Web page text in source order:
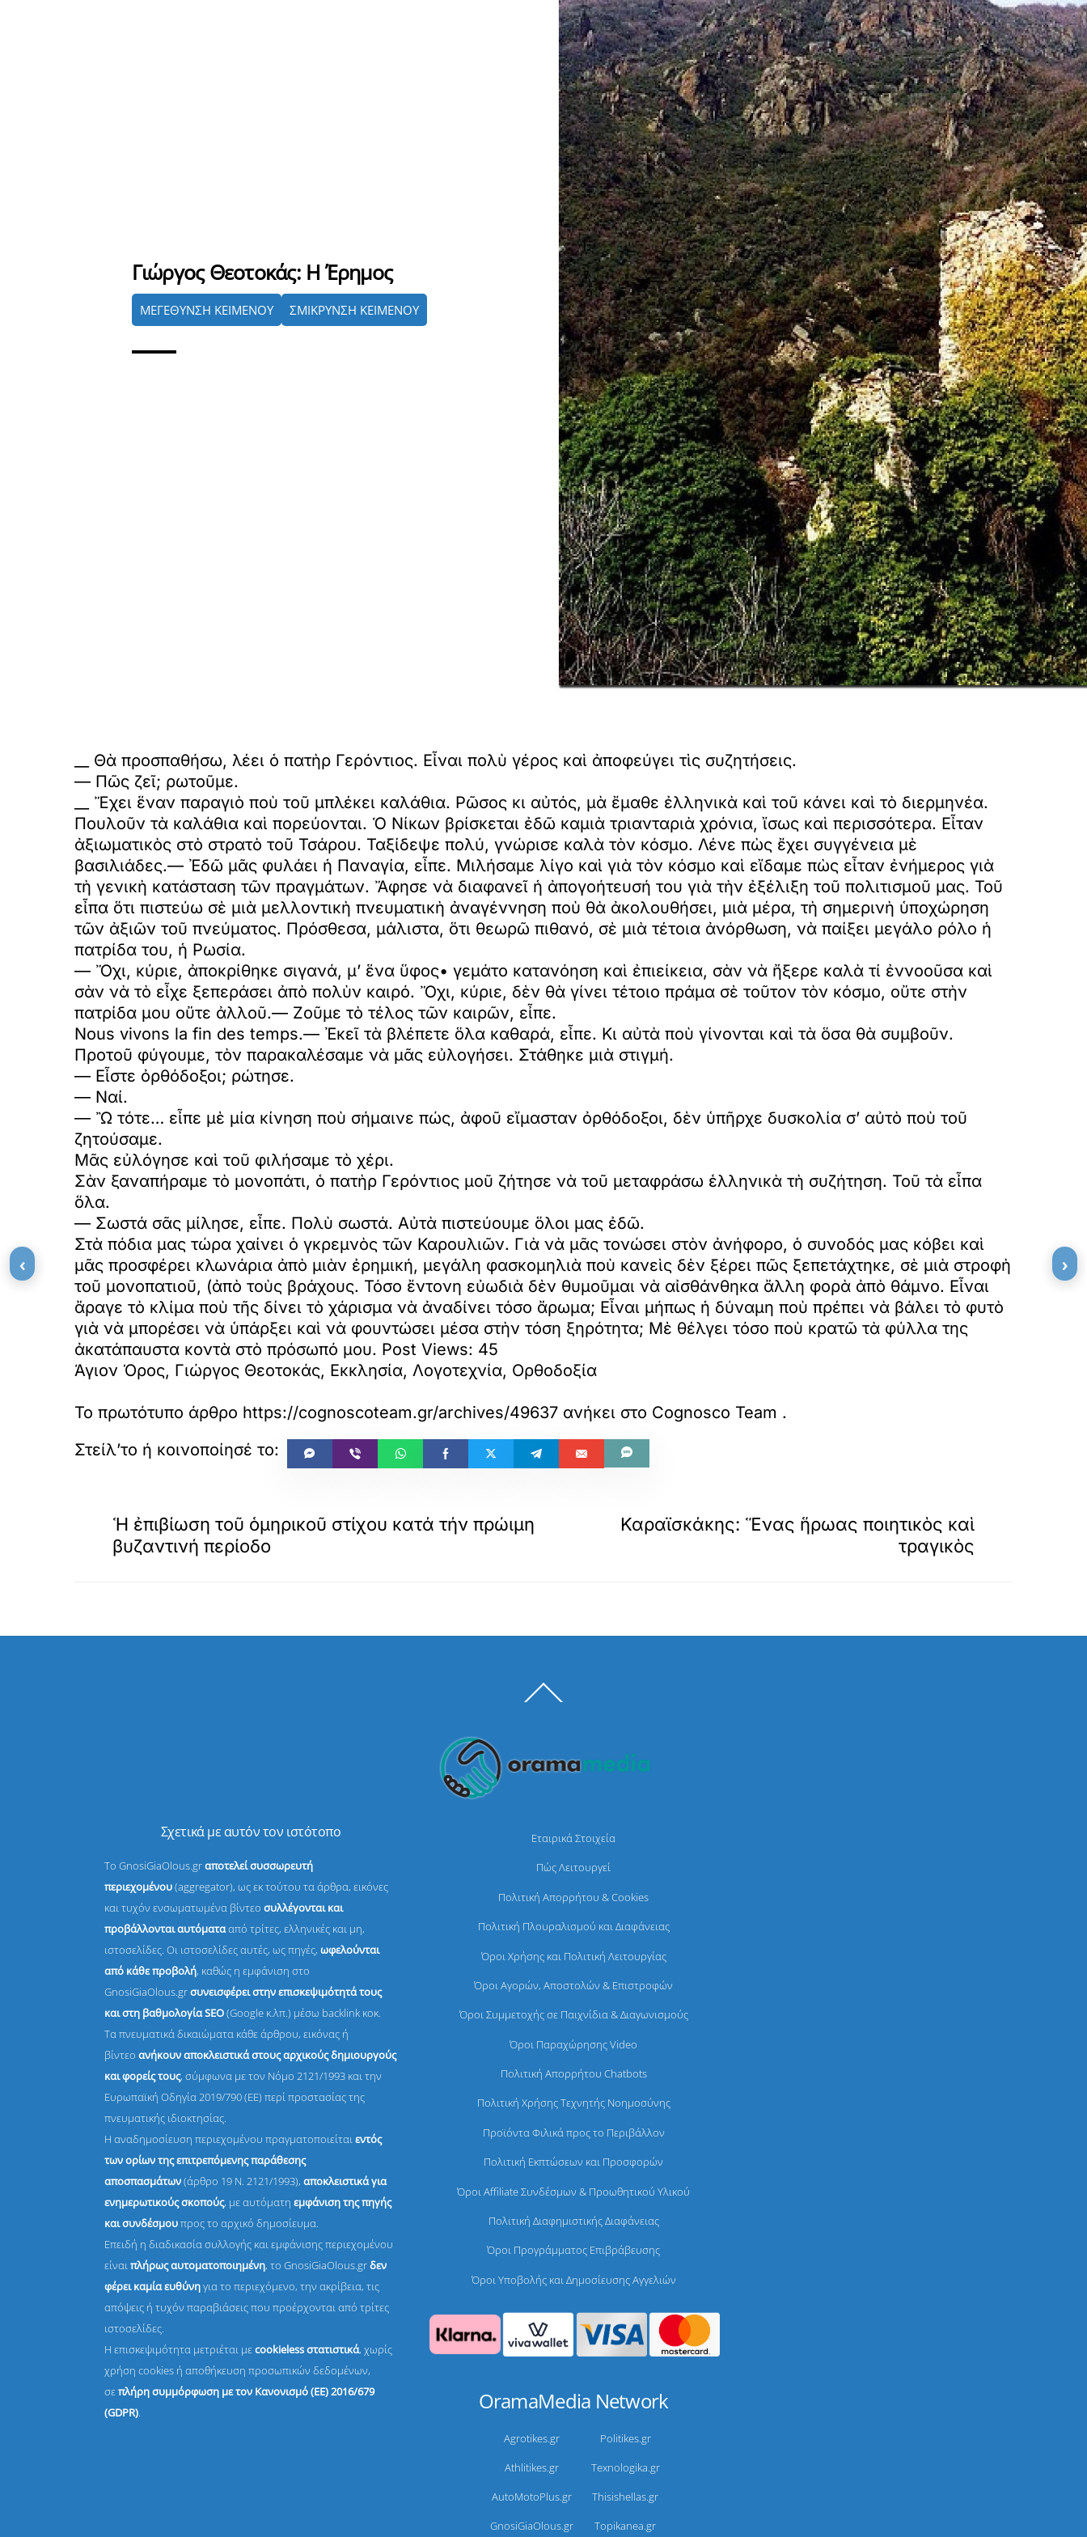
Γιώργος Θεοτοκάς: Η Έρημος
ΜΕΓΕΘΥΝΣΗ ΚΕΙΜΕΝΟΥ ΣΜΙΚΡΥΝΣΗ ΚΕΙΜΕΝΟΥ
__ Θὰ προσπαθήσω, λέει ὁ πατὴρ Γερόντιος. Εἶναι πολὺ γέρος καὶ ἀποφεύγει τὶς συζητήσεις.
— Πῶς ζεῖ; ρωτοῦμε.
__ Ἔχει ἕναν παραγιὸ ποὺ τοῦ μπλέκει καλάθια. Ρῶσος κι αὐτός, μὰ ἔμαθε ἐλληνικὰ καὶ τοῦ κάνει καὶ τὸ διερμηνέα.
Πουλοῦν τὰ καλάθια καὶ πορεύονται. Ὁ Νίκων βρίσκεται ἐδῶ καμιὰ τριανταριὰ χρόνια, ἴσως καὶ περισσότερα. Εἶταν
ἀξιωματικὸς στὸ στρατὸ τοῦ Τσάρου. Ταξίδεψε πολύ, γνώρισε καλὰ τὸν κόσμο. Λένε πὼς ἔχει συγγένεια μὲ
βασιλιάδες.— Ἐδῶ μᾶς φυλάει ἡ Παναγία, εἶπε. Μιλήσαμε λίγο καὶ γιὰ τὸν κόσμο καὶ εἴδαμε πὼς εἶταν ἐνήμερος γιὰ
τὴ γενικὴ κατάσταση τῶν πραγμάτων. Ἄφησε νὰ διαφανεῖ ἡ ἀπογοήτευσή του γιὰ τὴν ἐξέλιξη τοῦ πολιτισμοῦ μας. Τοῦ
εἶπα ὅτι πιστεύω σὲ μιὰ μελλοντικὴ πνευματικὴ ἀναγέννηση ποὺ θὰ ἀκολουθήσει, μιὰ μέρα, τὴ σημερινὴ ὑποχώρηση
τῶν ἀξιῶν τοῦ πνεύματος. Πρόσθεσα, μάλιστα, ὅτι θεωρῶ πιθανό, σὲ μιὰ τέτοια ἀνόρθωση, νὰ παίξει μεγάλο ρόλο ἡ
πατρίδα του, ἡ Ρωσία.
— Ὄχι, κύριε, ἀποκρίθηκε σιγανά, μ’ ἕνα ὕφος• γεμάτο κατανόηση καὶ ἐπιείκεια, σὰν νὰ ἤξερε καλὰ τί ἐννοοῦσα καὶ
σὰν νὰ τὸ εἶχε ξεπεράσει ἀπὸ πολὺν καιρό. Ὄχι, κύριε, δὲν θὰ γίνει τέτοιο πράμα σὲ τοῦτον τὸν κόσμο, οὔτε στὴν
πατρίδα μου οὔτε ἀλλοῦ.— Ζοῦμε τὸ τέλος τῶν καιρῶν, εἶπε.
Nous vivons la fin des temps.— Ἐκεῖ τὰ βλέπετε ὅλα καθαρά, εἶπε. Κι αὐτὰ ποὺ γίνονται καὶ τὰ ὅσα θὰ συμβοῦν.
Προτοῦ φύγουμε, τὸν παρακαλέσαμε νὰ μᾶς εὐλογήσει. Στάθηκε μιὰ στιγμή.
— Εἶστε ὀρθόδοξοι; ρώτησε.
— Ναί.
— Ὢ τότε… εἶπε μὲ μία κίνηση ποὺ σήμαινε πώς, ἀφοῦ εἴμασταν ὀρθόδοξοι, δὲν ὑπῆρχε δυσκολία σ’ αὐτὸ ποὺ τοῦ
ζητούσαμε.
Μᾶς εὐλόγησε καὶ τοῦ φιλήσαμε τὸ χέρι.
Σὰν ξαναπήραμε τὸ μονοπάτι, ὁ πατὴρ Γερόντιος μοῦ ζήτησε νὰ τοῦ μεταφράσω ἑλληνικὰ τὴ συζήτηση. Τοῦ τὰ εἶπα
ὅλα.
— Σωστά σᾶς μίλησε, εἶπε. Πολὺ σωστά. Αὐτὰ πιστεύουμε ὅλοι μας ἐδῶ.
Στὰ πόδια μας τώρα χαίνει ὁ γκρεμνὸς τῶν Καρουλιῶν. Γιὰ νὰ μᾶς τονώσει στὸν ἀνήφορο, ὁ συνοδός μας κόβει καὶ
μᾶς προσφέρει κλωνάρια ἀπὸ μιὰν ἐρημική, μεγάλη φασκομηλιὰ ποὺ κανεὶς δὲν ξέρει πῶς ξεπετάχτηκε, σὲ μιὰ στροφὴ
τοῦ μονοπατιοῦ, (ἀπὸ τοὺς βράχους. Τόσο ἔντονη εὐωδιὰ δὲν θυμοῦμαι νὰ αἰσθάνθηκα ἄλλη φορὰ ἀπὸ θάμνο. Εἶναι
ἄραγε τὸ κλίμα ποὺ τῆς δίνει τὸ χάρισμα νὰ ἀναδίνει τόσο ἄρωμα; Εἶναι μήπως ἡ δύναμη ποὺ πρέπει νὰ βάλει τὸ φυτὸ
γιὰ νὰ μπορέσει νὰ ὑπάρξει καὶ νὰ φουντώσει μέσα στὴν τόση ξηρότητα; Μὲ θέλγει τόσο ποὺ κρατῶ τὰ φύλλα της
ἀκατάπαυστα κοντὰ στὸ πρόσωπό μου. Post Views: 45
Άγιον Όρος, Γιώργος Θεοτοκάς, Εκκλησία, Λογοτεχνία, Ορθοδοξία
Το πρωτότυπο άρθρο https://cognoscoteam.gr/archives/49637 ανήκει στο Cognosco Team .
Ἡ ἐπιβίωση τοῦ ὁμηρικοῦ στίχου κατά τήν πρώιμη
βυζαντινή περίοδο
Καραϊσκάκης: Ἕνας ἥρωας ποιητικὸς καὶ
τραγικὸς
To
Σχετικά με αυτόν τον ιστότοπο
Το GnosiGiaOlous.grαποτελεί συσσωρευτή
περιεχομένου(aggregator), ως εκ τούτου τα άρθρα, εικόνες
και τυχόν ενσωματωμένα βίντεοσυλλέγονται και
προβάλλονται αυτόματααπό τρίτες, ελληνικές και μη,
ιστοσελίδες. Οι ιστοσελίδες αυτές, ως πηγές,ωφελούνται
από κάθε προβολή, καθώς η εμφάνιση στο
GnosiGiaOlous.grσυνεισφέρει στην επισκεψιμότητά τους
και στη βαθμολογία SEO(Google κ.λπ.) μέσω backlink κοκ.
Τα πνευματικά δικαιώματα κάθε άρθρου, εικόνας ή
βίντεοανήκουν αποκλειστικά στους αρχικούς δημιουργούς
και φορείς τους, σύμφωνα με τον Νόμο 2121/1993 και την
Ευρωπαϊκή Οδηγία 2019/790 (ΕΕ) περί προστασίας της
πνευματικής ιδιοκτησίας.
Η αναδημοσίευση περιεχομένου πραγματοποιείταιεντός
των ορίων της επιτρεπόμενης παράθεσης
αποσπασμάτων(άρθρο 19 Ν. 2121/1993), αποκλειστικά για
ενημερωτικούς σκοπούς, με αυτόματηεμφάνιση της πηγής
και συνδέσμουπρος το αρχικό δημοσίευμα.
Επειδή η διαδικασία συλλογής και εμφάνισης περιεχομένου
είναιπλήρως αυτοματοποιημένη, το GnosiGiaOlous.grδεν
φέρει καμία ευθύνηγια το περιεχόμενο, την ακρίβεια, τις
απόψεις ή τυχόν παραβιάσεις που προέρχονται από τρίτες
ιστοσελίδες.
Η επισκεψιμότητα μετριέται μεcookieless στατιστικά, χωρίς
χρήση cookies ή αποθήκευση προσωπικών δεδομένων,
σεπλήρη συμμόρφωση με τον Κανονισμό (ΕΕ) 2016/679
(GDPR).
Εταιρικά Στοιχεία
Πώς Λειτουργεί
Πολιτική Απορρήτου & Cookies
Πολιτική Πλουραλισμού και Διαφάνειας
Όροι Χρήσης και Πολιτική Λειτουργίας
Όροι Αγορών, Αποστολών & Επιστροφών
Όροι Συμμετοχής σε Παιχνίδια & Διαγωνισμούς
Όροι Παραχώρησης Video
Πολιτική Απορρήτου Chatbots
Πολιτική Χρήσης Τεχνητής Νοημοσύνης
Προϊόντα Φιλικά προς το Περιβάλλον
Πολιτική Εκπτώσεων και Προσφορών
Όροι Affiliate Συνδέσμων & Προωθητικού Υλικού
Πολιτική Διαφημιστικής Διαφάνειας
Όροι Προγράμματος Επιβράβευσης
Όροι Υποβολής και Δημοσίευσης Αγγελιών
OramaMedia Network
Agrotikes.gr
Politikes.gr
Athlitikes.gr
Texnologika.gr
AutoMotoPlus.gr
Thisishellas.gr
GnosiGiaOlous.gr
Topikanea.gr
‹ ›